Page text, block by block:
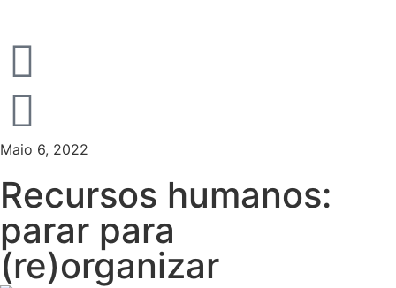
Maio 6, 2022
Recursos humanos:
parar para
(re)organizar